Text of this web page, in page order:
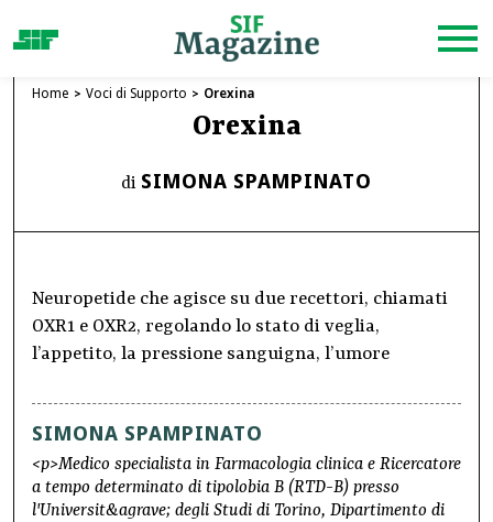
Home Voci di Supporto Orexina
Orexina
di SIMONA SPAMPINATO
Neuropetide che agisce su due recettori, chiamati
OXR1 e OXR2, regolando lo stato di veglia,
l’appetito, la pressione sanguigna, l’umore
SIMONA SPAMPINATO
<p>Medico specialista in Farmacologia clinica e Ricercatore
a tempo determinato di tipolobia B (RTD-B) presso
l'Universit&agrave; degli Studi di Torino, Dipartimento di